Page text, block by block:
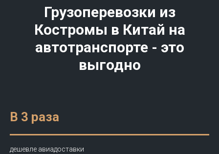
Грузоперевозки из
Костромы в Китай на
автотранспорте - это
выгодно
В 3 раза
дешевле авиадоставки